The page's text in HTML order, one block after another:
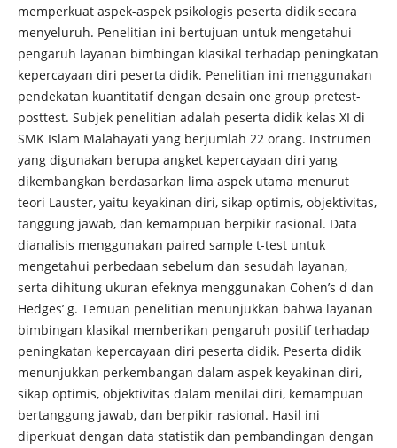
memperkuat aspek-aspek psikologis peserta didik secara
menyeluruh. Penelitian ini bertujuan untuk mengetahui
pengaruh layanan bimbingan klasikal terhadap peningkatan
kepercayaan diri peserta didik. Penelitian ini menggunakan
pendekatan kuantitatif dengan desain one group pretest-
posttest. Subjek penelitian adalah peserta didik kelas XI di
SMK Islam Malahayati yang berjumlah 22 orang. Instrumen
yang digunakan berupa angket kepercayaan diri yang
dikembangkan berdasarkan lima aspek utama menurut
teori Lauster, yaitu keyakinan diri, sikap optimis, objektivitas,
tanggung jawab, dan kemampuan berpikir rasional. Data
dianalisis menggunakan paired sample t-test untuk
mengetahui perbedaan sebelum dan sesudah layanan,
serta dihitung ukuran efeknya menggunakan Cohen’s d dan
Hedges’ g. Temuan penelitian menunjukkan bahwa layanan
bimbingan klasikal memberikan pengaruh positif terhadap
peningkatan kepercayaan diri peserta didik. Peserta didik
menunjukkan perkembangan dalam aspek keyakinan diri,
sikap optimis, objektivitas dalam menilai diri, kemampuan
bertanggung jawab, dan berpikir rasional. Hasil ini
diperkuat dengan data statistik dan pembandingan dengan